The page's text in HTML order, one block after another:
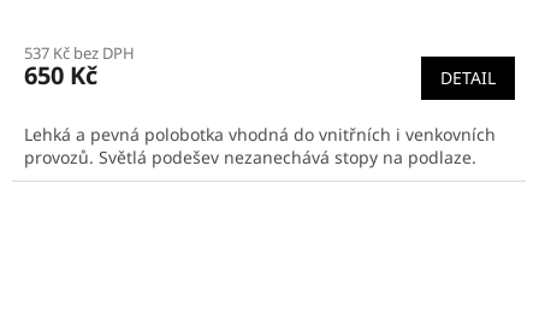
537 Kč bez DPH
650 Kč DETAIL
Lehká a pevná polobotka vhodná do vnitřních i venkovních
provozů. Světlá podešev nezanechává stopy na podlaze.